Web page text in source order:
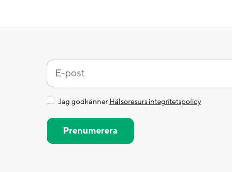
Jag godkänner Hälsoresurs integritetspolicy
Prenumerera